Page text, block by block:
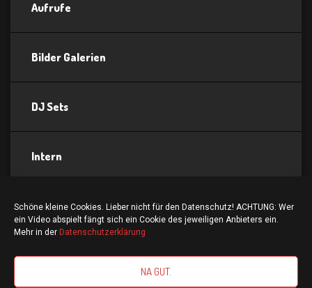
Schöne kleine Cookies. Lieber nicht für den Datenschutz! ACHTUNG: Wer
ein Video abspielt fängt sich ein Cookie des jeweiligen Anbieters ein.
Mehr in der Datenschutzerklärung
NA GUT.
Aufrufe
Bilder Galerien
DJ Sets
Intern
Partydates